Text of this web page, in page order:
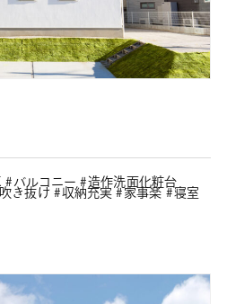
バルコニー
造作洗面化粧台
吹き抜け 収納充実 家事楽
寝室